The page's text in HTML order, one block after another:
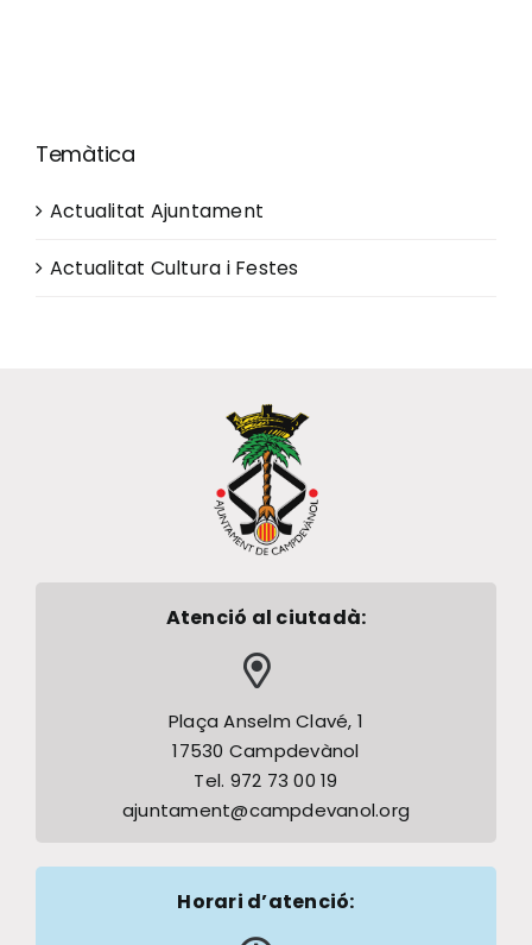
Temàtica
Actualitat Ajuntament
Actualitat Cultura i Festes
Atenció al ciutadà:
Plaça Anselm Clavé, 1
17530 Campdevànol
Tel. 972 73 00 19
ajuntament@campdevanol.org
Horari d’atenció: